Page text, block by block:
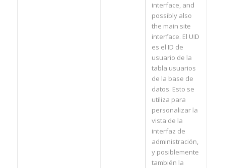
interface, and
possibly also
the main site
interface. El UID
es el ID de
usuario de la
tabla usuarios
de la base de
datos. Esto se
utiliza para
personalizar la
vista de la
interfaz de
administración,
y posiblemente
también la